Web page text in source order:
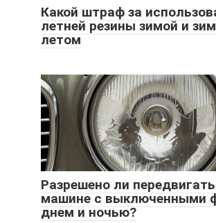
Какой штраф за
летней резины зимой и
летом
Разрешено ли
машине с выключенными
днем и ночью?